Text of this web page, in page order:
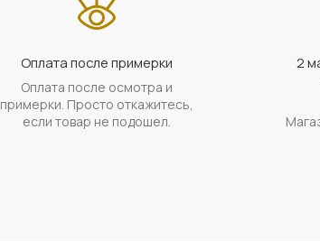
Оплата после примерки
Оплата после осмотра и
примерки. Просто откажитесь,
если товар не подошел.
2